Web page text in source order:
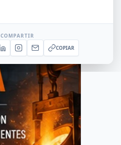
COMPARTIR
COPIAR